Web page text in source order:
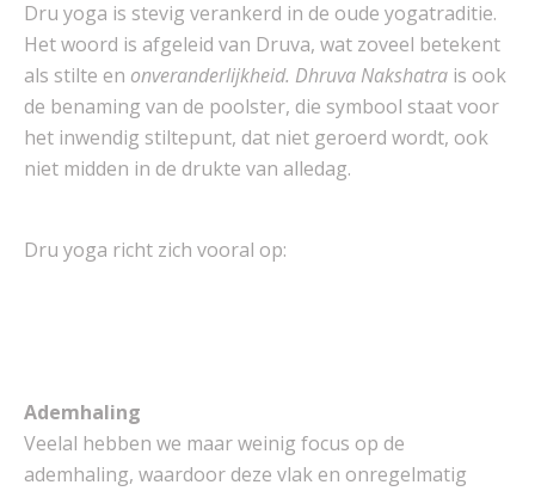
Dru yoga is stevig verankerd in de oude yogatraditie.
Het woord is afgeleid van Druva, wat zoveel betekent
als stilte en onveranderlijkheid. Dhruva Nakshatra is ook
de benaming van de poolster, die symbool staat voor
het inwendig stiltepunt, dat niet geroerd wordt, ook
niet midden in de drukte van alledag.
Dru yoga richt zich vooral op:
Ademhaling
Veelal hebben we maar weinig focus op de
ademhaling, waardoor deze vlak en onregelmatig